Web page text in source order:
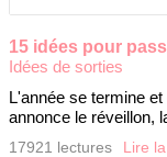
15 idées pour
Idées de sorties
L'année se termine
annonce le réveillon,
17921 lectures Lire